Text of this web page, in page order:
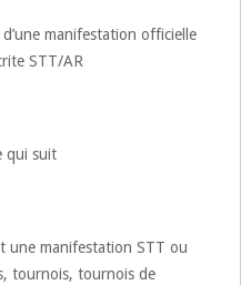
manifestation officielle
STT/AR
qui suit
une manifestation STT ou
tournois, tournois de